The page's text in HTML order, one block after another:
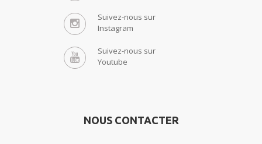
Suivez-nous sur
Instagram
Suivez-nous sur
Youtube
NOUS CONTACTER